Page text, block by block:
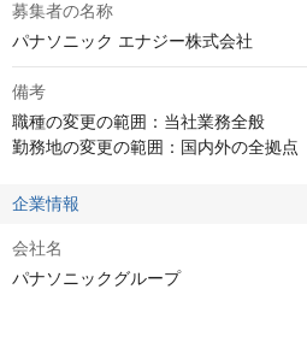
募集者の名称
パナソニック エナジー株式会社
備考
職種の変更の範囲：当社業務全般
勤務地の変更の範囲：国内外の全拠点
企業情報
会社名
パナソニックグループ